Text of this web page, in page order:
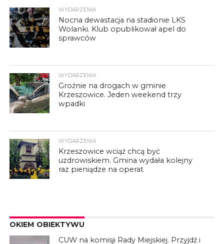
WYDARZENIA
Nocna dewastacja na stadionie LKS
Wolanki. Klub opublikował apel do
sprawców
WYDARZENIA
Groźnie na drogach w gminie
Krzeszowice. Jeden weekend trzy
wpadki
WYDARZENIA
Krzeszowice wciąż chcą być
uzdrowiskiem. Gmina wydała kolejny
raz pieniądze na operat
OKIEM OBIEKTYWU
CUW na komisji Rady Miejskiej. Przyjdź i